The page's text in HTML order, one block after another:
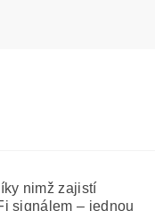
nimž zajistí
signálem – jednou